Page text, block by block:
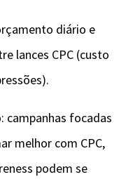
diário e
lances CPC (custo
campanhas focadas
melhor com CPC,
podem se